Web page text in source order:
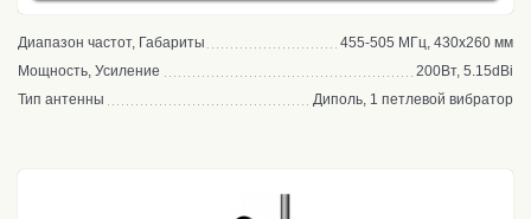
Диапазон частот, Габариты
455-505 МГц, 430х260 мм
Мощность, Усиление
200Вт, 5.15dBi
Тип антенны
Диполь, 1 петлевой вибратор